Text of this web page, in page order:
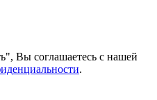
Вы соглашаетесь с нашей
.